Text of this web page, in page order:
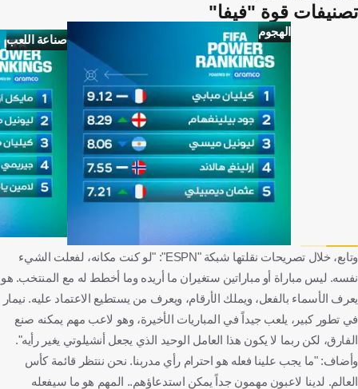
تصنيفات قوة "فيفا"
الهجوم
صناعة اللعب
وتابع، خلال تصريحات نقلتها شبكة "ESPN": "لو كنت مكانه، لفعلت الشيء
نفسه. ليس مباراة أو مباراتين ستغيران ما أريده وما أخطط له مع المنتخب. هو
يعرف الأسماء بالفعل، ويملك الأرقام، ويعرف من يستطيع الاعتماد عليه. نيمار
في تطور كبير، يلعب جيداً في المباريات الأخيرة، وهو لاعب مهم يمكنه صنع
الفارق، لكن ربما لا يكون هذا العامل الوحيد الذي يجعل أنشيلوتي يغير رأيه".
وأضاف: "ما يجب علينا فعله هو احترام رأي مدربنا. نحن ننتظر قائمة كأس
العالم. لدينا لاعبون مهمون جداً يمكن استدعاؤهم.. المهم هو ما سيفعله